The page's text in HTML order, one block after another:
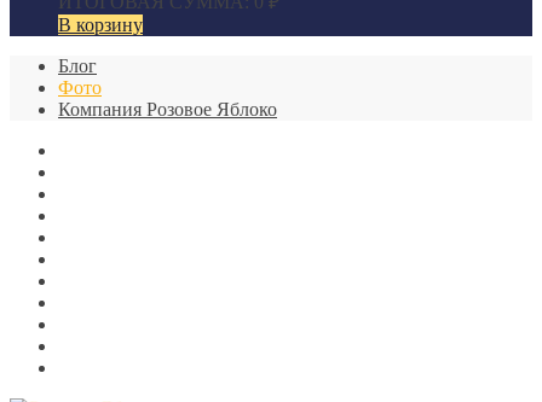
В корзину
Блог
Фото
Компания Розовое Яблоко